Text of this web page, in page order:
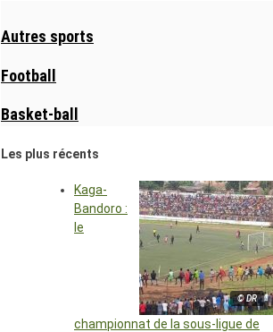
Autres sports
Football
Basket-ball
Les plus récents
© DR
Kaga-
Bandoro :
le
championnat de la sous-ligue de